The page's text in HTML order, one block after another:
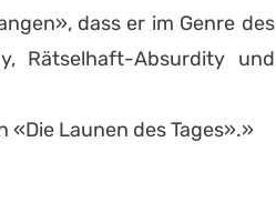
dass er im Genre des
Rätselhaft-Absurdity und
Launen des Tages».»